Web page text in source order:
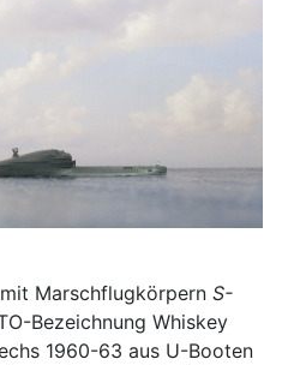
Marschflugkörpern S-
Bezeichnung Whiskey
1960-63 aus U-Booten